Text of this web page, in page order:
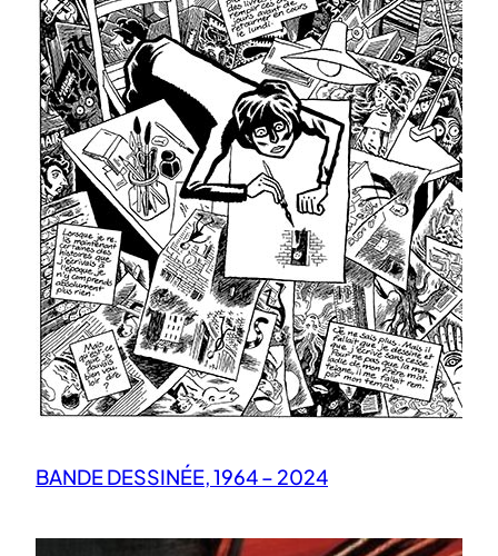
BANDE DESSINÉE, 1964 – 2024